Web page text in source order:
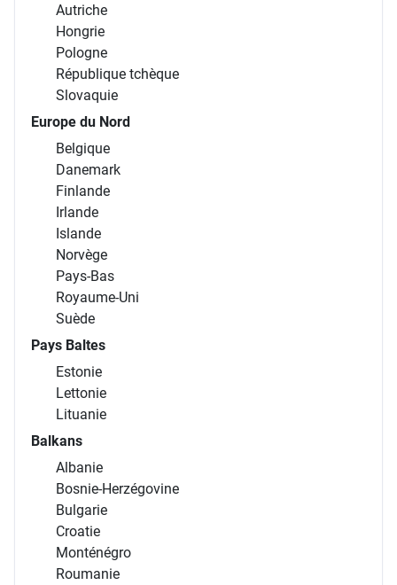
Autriche
Hongrie
Pologne
République tchèque
Slovaquie
Europe du Nord
Belgique
Danemark
Finlande
Irlande
Islande
Norvège
Pays-Bas
Royaume-Uni
Suède
Pays Baltes
Estonie
Lettonie
Lituanie
Balkans
Albanie
Bosnie-Herzégovine
Bulgarie
Croatie
Monténégro
Roumanie